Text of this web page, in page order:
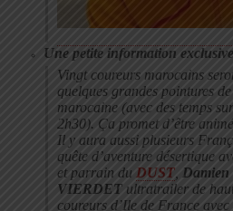
Une petite information
Vingt coureurs marocains
quelques grandes pointures
marocaine (avec des temps
2h30). Ça promet d’être
Il y aura aussi plusieurs
quête d’aventure désertique
et parrain du DUST Damien
VIERDET ultratrailer de
coureurs d’Ile de France